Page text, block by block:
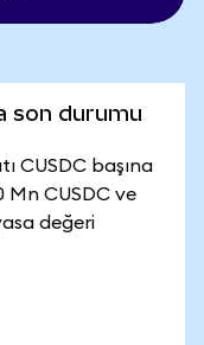
son durumu
CUSDC başına
Mn CUSDC ve
değeri